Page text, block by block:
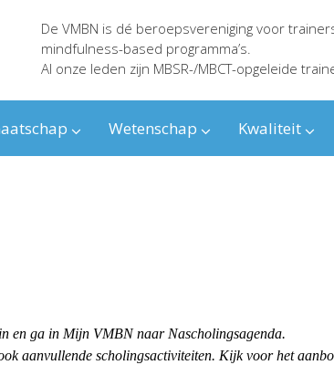
De VMBN is dé beroepsvereniging voor
mindfulness-based programma’s.
Al onze leden zijn MBSR-/MBCT-opgeleide
Wetenschap Kwaliteit
en ga in Mijn VMBN naar Nascholingsagenda.
aanvullende scholingsactiviteiten. Kijk voor het